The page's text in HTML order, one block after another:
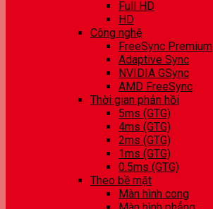
Full HD
HD
Công nghệ
FreeSync Premium
Adaptive Sync
NVIDIA GSync
AMD FreeSync
Thời gian phản hồi
5ms (GTG)
4ms (GTG)
2ms (GTG)
1ms (GTG)
0.5ms (GTG)
Theo bề mặt
Màn hình cong